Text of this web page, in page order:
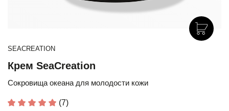
SEACREATION
Крем SeaCreation
Сокровища океана для молодости кожи
(7)